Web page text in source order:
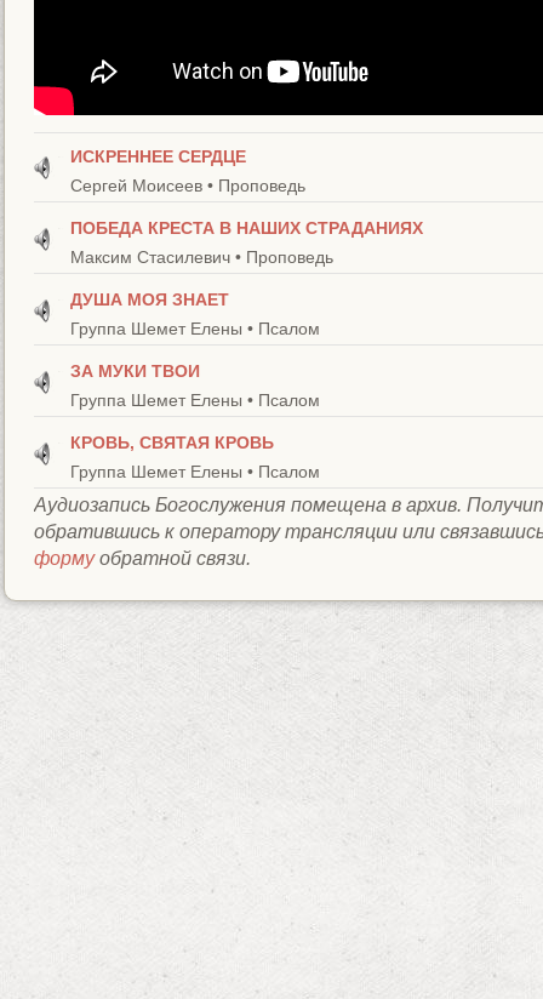
ИСКРЕННЕЕ СЕРДЦЕ
Сергей Моисеев • Проповедь
ПОБЕДА КРЕСТА В НАШИХ СТРАДАНИЯХ
Максим Стасилевич • Проповедь
ДУША МОЯ ЗНАЕТ
Группа Шемет Елены • Псалом
ЗА МУКИ ТВОИ
Группа Шемет Елены • Псалом
КРОВЬ, СВЯТАЯ КРОВЬ
Группа Шемет Елены • Псалом
Aудиозапись Богослужения помещена в архив.
обратившись к оператору трансляции или
формуобратной связи.